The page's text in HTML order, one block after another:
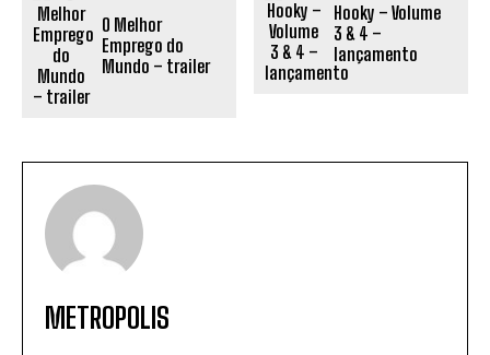
O Melhor
Emprego do
Mundo – trailer
Hooky – Volume
3 & 4 –
lançamento
METROPOLIS